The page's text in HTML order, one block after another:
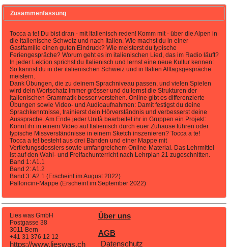
Zusammenfassung
Tocca a te! Du bist dran - mit Italienisch reden! Komm mit - über die Alpen in
die italienische Schweiz und nach Italien. Wie machst du in einer
Gastfamilie einen guten Eindruck? Wie meisterst du typische
Feriengespräche? Worum geht es im italienischen Lied, das im Radio läuft?
In jeder Lektion sprichst du Italienisch und lernst eine neue Kultur kennen:
So kannst du in der italienischen Schweiz und in Italien Alltagsgespräche
meistern.
Dank Übungen, die zu deinem Sprachniveau passen, und vielen Spielen
wird dein Wortschatz immer grösser und du lernst die Strukturen der
italienischen Grammatik besser verstehen. Online gibt es differenzierte
Übungen sowie Video- und Audioaufnahmen: Damit festigst du deine
Sprachkenntnisse, trainierst dein Hörverständnis und verbesserst deine
Aussprache. Am Ende jeder Unità bearbeitet ihr in Gruppen ein Projekt:
Könnt ihr in einem Video auf Italienisch durch euer Zuhause führen oder
typische Missverständnisse in einem Sketch inszenieren? Tocca a te!
Tocca a te! besteht aus drei Bänden und einer Mappe mit
Vertiefungsdossiers sowie umfangreichem Online-Material. Das Lehrmittel
ist auf den Wahl- und Freifachunterricht nach Lehrplan 21 zugeschnitten.
Band 1: A1.1
Band 2: A1.2
Band 3: A2.1 (Erscheint im August 2022)
Palloncini-Mappe (Erscheint im September 2022)
Lies was GmbH
Postgasse 38
3011 Bern
+41 31 376 12 12
https://www.lieswas.ch
Über uns
AGB
Datenschutz